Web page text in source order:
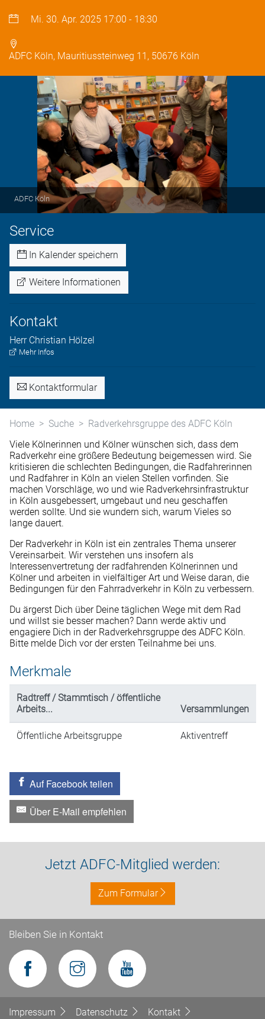
Mi. 30. Apr. 2025 17:00 - 18:30
ADFC Köln, Mauritiussteinweg 11, 50676 Köln
ADFC Köln
Service
In Kalender speichern
Weitere Informationen
Kontakt
Herr Christian Hölzel
Mehr Infos
Kontaktformular
Home Suche
Radverkehrsgruppe des ADFC Köln
Viele Kölnerinnen und Kölner wünschen sich, dass dem
Radverkehr eine größere Bedeutung beigemessen wird. Sie
kritisieren die schlechten Bedingungen, die Radfahrerinnen
und Radfahrer in Köln an vielen Stellen vorfinden. Sie
machen Vorschläge, wo und wie Radverkehrsinfrastruktur
in Köln ausgebessert, umgebaut und neu geschaffen
werden sollte. Und sie wundern sich, warum Vieles so
lange dauert.
Der Radverkehr in Köln ist ein zentrales Thema unserer
Vereinsarbeit. Wir verstehen uns insofern als
Interessenvertretung der radfahrenden Kölnerinnen und
Kölner und arbeiten in vielfältiger Art und Weise daran, die
Bedingungen für den Fahrradverkehr in Köln zu verbessern.
Du ärgerst Dich über Deine täglichen Wege mit dem Rad
und willst sie besser machen? Dann werde aktiv und
engagiere Dich in der Radverkehrsgruppe des ADFC Köln.
Bitte melde Dich vor der ersten Teilnahme bei uns.
Merkmale
Radtreff / Stammtisch / öffentliche
Arbeits...
Versammlungen
Öffentliche Arbeitsgruppe Aktiventreff
Auf Facebook teilen
Über E-Mail empfehlen
Jetzt ADFC-Mitglied werden:
Zum Formular
Bleiben Sie in Kontakt
Impressum Datenschutz Kontakt